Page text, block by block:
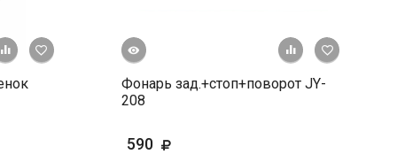
+ К сравнению
В избранное + К
просмотр
Фонарь зад.+стоп+поворот JY-
208
590